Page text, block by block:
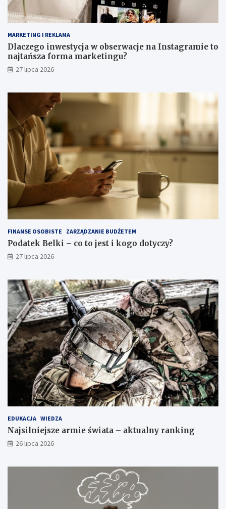
MARKETING I REKLAMA
Dlaczego inwestycja w obserwacje na Instagramie to
najtańsza forma marketingu?
27 lipca 2026
FINANSE OSOBISTE ZARZĄDZANIE BUDŻETEM
Podatek Belki – co to jest i kogo dotyczy?
27 lipca 2026
EDUKACJA WIEDZA
Najsilniejsze armie świata – aktualny ranking
26 lipca 2026